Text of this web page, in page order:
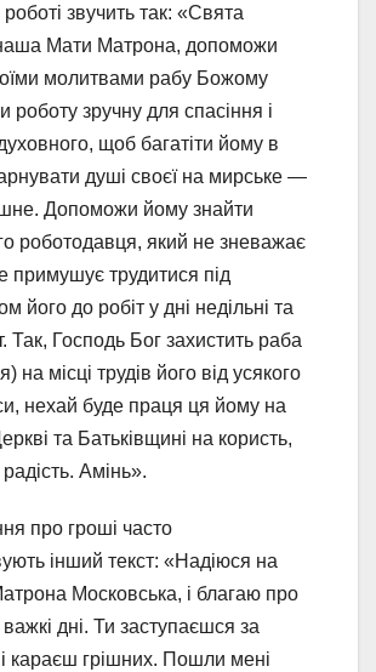
звучить так: «Свята
Мати Матрона, допоможи
молитвами рабу Божому
роботу зручну для спасіння і
щоб багатіти йому в
душі своєї на мирське —
Допоможи йому знайти
роботодавця, який не зневажає
примушує трудитися під
його до робіт у дні недільні та
Так, Господь Бог захистить раба
на місці трудів його від усякого
нехай буде праця ця йому на
та Батьківщині на користь,
Амінь».
про гроші часто
інший текст: «Надіюся на
Московська, і благаю про
дні. Ти заступаєшся за
караєш грішних. Пошли мені